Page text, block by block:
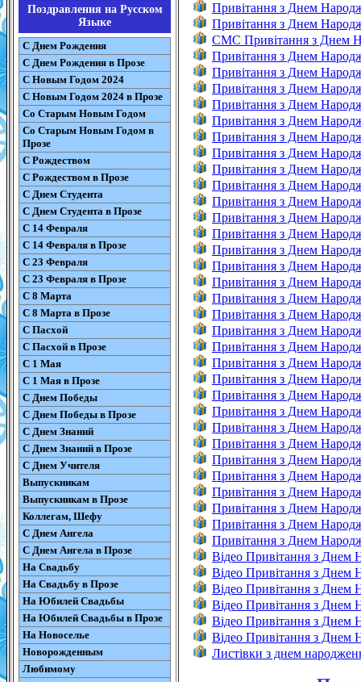
Поздравления на Русском
Языке
С Днем Рождения
С Днем Рождения в Прозе
С Новым Годом 2024
С Новым Годом 2024 в Прозе
Со Старым Новым Годом
Со Старым Новым Годом в
Прозе
С Рождеством
С Рождеством в Прозе
С Днем Студента
С Днем Студента в Прозе
С 14 Февраля
С 14 Февраля в Прозе
С 23 Февраля
С 23 Февраля в Прозе
С 8 Марта
С 8 Марта в Прозе
С Пасхой
С Пасхой в Прозе
С 1 Мая
С 1 Мая в Прозе
С Днем Победы
С Днем Победы в Прозе
С Днем Знаний
С Днем Знаний в Прозе
С Днем Учителя
Выпускникам
Выпускникам в Прозе
Коллегам, Шефу
С Днем Ангела
С Днем Ангела в Прозе
На Свадьбу
На Свадьбу в Прозе
На Юбилей Свадьбы
На Юбилей Свадьбы в Прозе
На Новоселье
Новорожденным
Любимому
Привітання з Днем
Привітання з Днем
CMC Привітання з Днем
Привітання з Днем
Привітання з Днем
Привітання з Днем
Привітання з Днем
Привітання з Днем
Привітання з Днем
Привітання з Днем
Привітання з Днем
Привітання з Днем
Привітання з Днем
Привітання з Днем
Привітання з Днем
Привітання з Днем
Привітання з Днем
Привітання з Днем
Привітання з Днем
Привітання з Днем
Привітання з Днем
Привітання з Днем
Привітання з Днем
Привітання з Днем
Привітання з Днем
Привітання з Днем
Привітання з Днем
Привітання з Днем
Привітання з Днем
Привітання з Днем
Привітання з Днем
Привітання з Днем
Привітання з Днем
Привітання з Днем
Відео Привітання з Днем
Відео Привітання з Днем
Відео Привітання з Днем
Відео Привітання з Днем
Відео Привітання з Днем
Відео Привітання з Днем
Листівки з днем